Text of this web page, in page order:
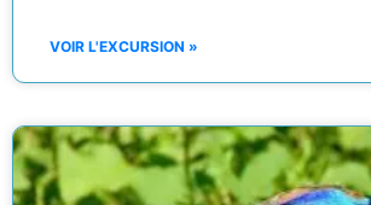
VOIR L'EXCURSION »